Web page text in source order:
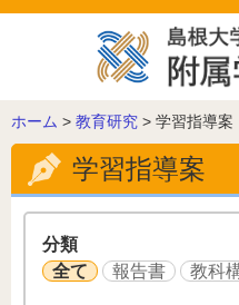
このペ
こ
の
ー
ジ
ホーム > 教育研究 > 学習指導案
学習指導案
分類
全て
報告書 教科